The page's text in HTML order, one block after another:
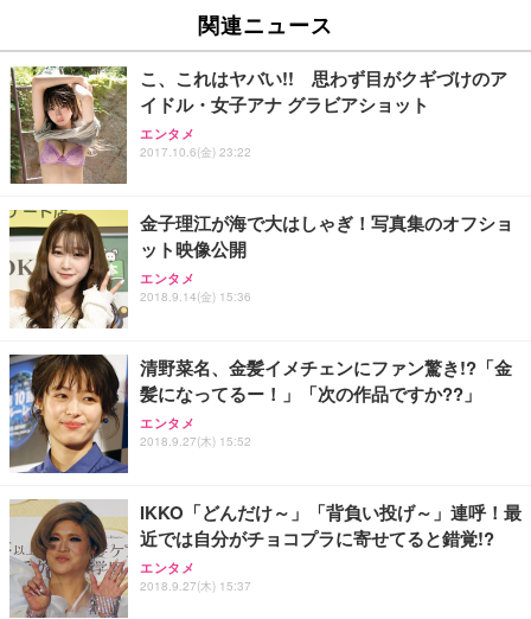
ュチェア 人間工学 疲れない ブラック
￥27,999
Sezlife オフィスチェア デスクチェア 疲れない テレ
ワーク チェア 強化バックレスト 30度ロッキング機
能 人間工学 椅子 腰サポート 90度跳ね上げ式アーム
務用 おしゃれ パソコンチェア (ブラック)
Sezlife オフィスチェア デスクチェア 疲れない テレ
ワーク チェア 強化バックレスト 30度ロッキング機
能 人間工学 椅子 腰サポート 90度跳ね上げ式アーム
務用 おしゃれ パソコンチェア (ホワイト)
ANDWINT オフィスチェア デスクチェア 肘なし メ
ッシュ 通気性 ランバーサポート付き 腰サポート ガ
ス圧無段階昇降 360度回転 キャスター付き コンパク
￥109,572
【純正品】27"ゲーミングモニター DualSense 充電
フック付き（CFI-ZDM1J）
【整備済み品】Dell E2724HS 27インチ 液晶モニタ
ー フルHD（1920×1080）VA 非光沢 HDMI/DisplayP
ort/VGA スピーカー内蔵 高さ調整 スイベル VESA対
【MiniLED/24.5inch/280Hz/FHD】GRAPHT THE S
HOOTER Gaming Monitor 24” Essential ゲーミン
グモニター QD 24.5インチ 1ms FHD 量子ドット 残
x2袋(84枚) ホワイト(吸収面:ライトブルー)
￥3,234
ネオ・ルーライフ ネオ・オムツ L 中型犬用 26枚入
り 単品
Smart Basic(スマートベーシック) 【Amazon.co.jp
限定】 Smart Basic アイリスオーヤマ ペットシーツ
超厚型 お徳用 ワイド 100枚入 (x 1) (ケース販売)
アイリスオーヤマ ペットシーツ 超厚型 お徳用 レギ
ュラー 200枚入【Amazon.co.jp限定】
関連ニュース
こ、これはヤバい!! 思わず目がクギづけのア
イドル・女子アナ グラビアショット
エンタメ
2017.10.6(金) 23:22
金子理江が海で大はしゃぎ！写真集のオフショ
ット映像公開
エンタメ
2018.9.14(金) 15:36
清野菜名、金髪イメチェンにファン驚き!?「金
髪になってるー！」「次の作品ですか??」
エンタメ
2018.9.27(木) 15:52
IKKO「どんだけ～」「背負い投げ～」連呼！最
近では自分がチョコプラに寄せてると錯覚!?
エンタメ
2018.9.27(木) 15:37